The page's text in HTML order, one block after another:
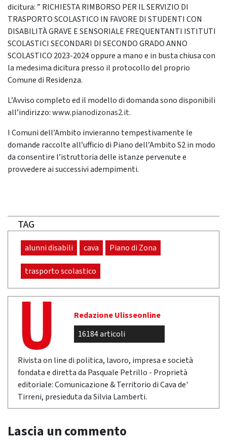
dicitura: ” RICHIESTA RIMBORSO PER IL SERVIZIO DI
TRASPORTO SCOLASTICO IN FAVORE DI STUDENTI CON
DISABILITÀ GRAVE E SENSORIALE FREQUENTANTI ISTITUTI
SCOLASTICI SECONDARI DI SECONDO GRADO ANNO
SCOLASTICO 2023-2024 oppure a mano e in busta chiusa con
la medesima dicitura presso il protocollo del proprio
Comune di Residenza.
L’Avviso completo ed il modello di domanda sono disponibili
all’indirizzo:www.pianodizonas2.it.
I Comuni dell’Ambito invieranno tempestivamente le
domande raccolte all’ufficio di Piano dell’Ambito S2 in modo
da consentire l’istruttoria delle istanze pervenute e
provvedere ai successivi adempimenti.
TAG
alunni disabili cava Piano di Zona
trasporto scolastico
Redazione Ulisseonline
16184 articoli
Rivista on line di politica, lavoro, impresa e società
fondata e diretta da Pasquale Petrillo - Proprietà
editoriale: Comunicazione & Territorio di Cava de'
Tirreni, presieduta da Silvia Lamberti.
Lascia un commento